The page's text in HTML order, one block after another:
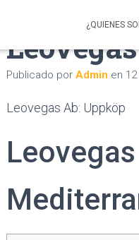
¿QUIENES
Publicado por Admin en
Leovegas Ab: Uppköp